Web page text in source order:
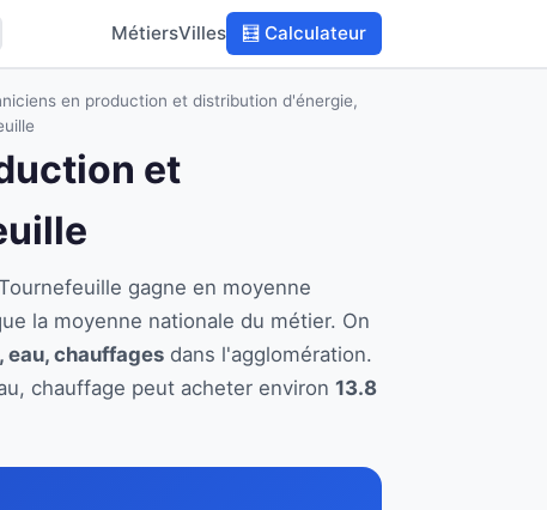
MétiersVilles 🧮 Calculateur
en production et distribution d'énergie,
et
gagne en moyenne
la moyenne nationale du métier. On
chauffages dans l'agglomération.
chauffage peut acheter environ 13.8